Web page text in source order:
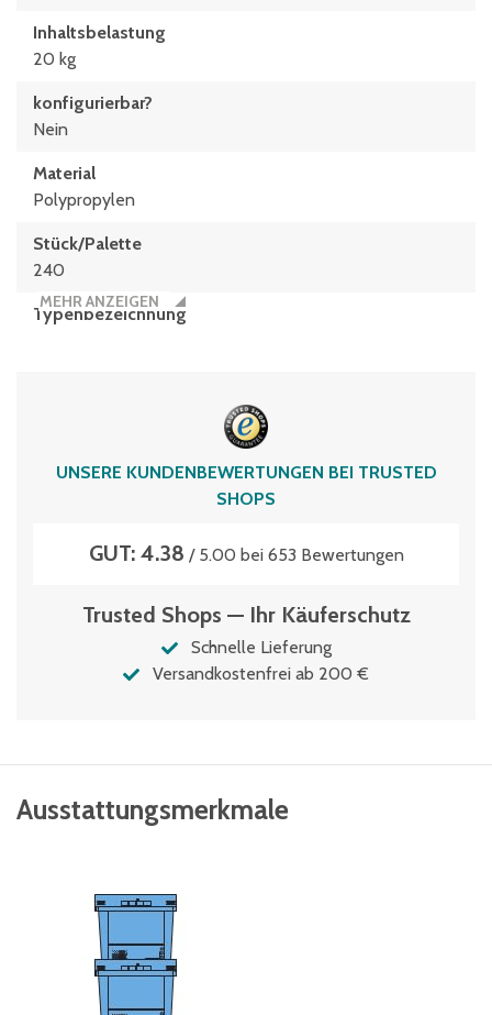
Inhaltsbelastung
20 kg
konfigurierbar?
Nein
Material
Polypropylen
Stück/Palette
240
Typen­be­zeich­nung
MEHR ANZEIGEN
UNSERE KUNDENBEWERTUNGEN BEI TRUSTED
SHOPS
GUT: 4.38 / 5.00 bei 653 Bewertungen
Trusted Shops — Ihr Käuferschutz
Schnelle Lieferung
Versandkostenfrei ab 200 €
Ausstattungsmerkmale